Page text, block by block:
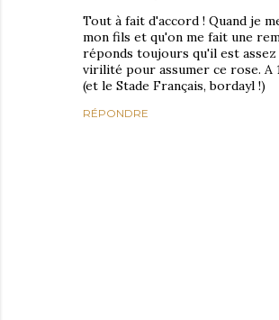
Tout à fait d'accord ! Quand je
mon fils et qu'on me fait une
réponds toujours qu'il est assez
virilité pour assumer ce rose. A
(et le Stade Français, bordayl !)
RÉPONDRE